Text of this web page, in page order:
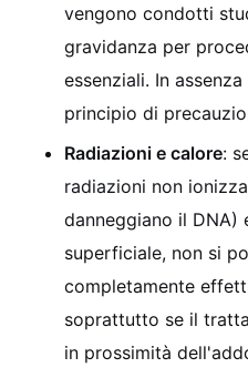
vengono condotti
gravidanza per
essenziali. In
principio di
Radiazioni e calore:
radiazioni non
danneggiano il DNA)
superficiale, non si
completamente
soprattutto se il
in prossimità